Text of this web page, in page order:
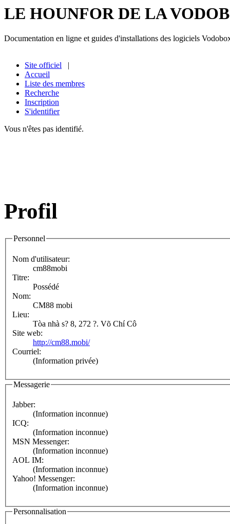
LE HOUNFOR DE LA
Documentation en ligne et guides d'installations des logiciels
Site officiel |
Accueil
Liste des membres
Recherche
Inscription
S'identifier
Vous n'êtes pas identifié.
Profil
Personnel
Nom d'utilisateur:
cm88mobi
Titre:
Possédé
Nom:
CM88 mobi
Lieu:
Tòa nhà s? 8, 272 ?. Võ Chí Cô
Site web:
http://cm88.mobi/
Courriel:
(Information privée)
Messagerie
Jabber:
(Information inconnue)
ICQ:
(Information inconnue)
MSN Messenger:
(Information inconnue)
AOL IM:
(Information inconnue)
Yahoo! Messenger:
(Information inconnue)
Personnalisation